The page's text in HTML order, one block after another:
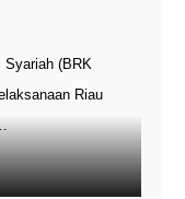
Syariah (BRK
Riau